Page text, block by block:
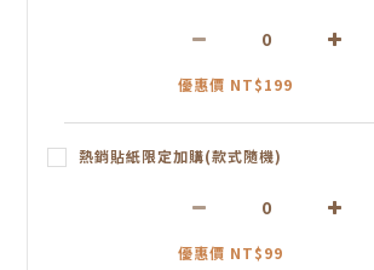
優惠價 NT$199
熱銷貼紙限定加購(款式隨機)
優惠價 NT$99